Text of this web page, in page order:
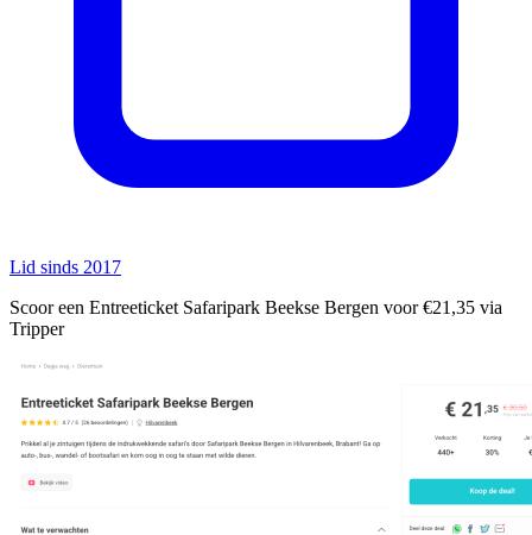
Lid sinds 2017
Scoor een Entreeticket Safaripark Beekse Bergen voor €21,35 via
Tripper